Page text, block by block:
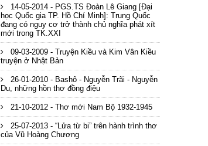
14-05-2014 - PGS.TS Đoàn Lê Giang [Đại
học Quốc gia TP. Hồ Chí Minh]: Trung Quốc
đang có nguy cơ trở thành chủ nghĩa phát xít
mới trong TK.XXI
09-03-2009 - Truyện Kiều và Kim Vân Kiều
truyện ở Nhật Bản
26-01-2010 - Bashô - Nguyễn Trãi - Nguyễn
Du, những hồn thơ đồng điệu
21-10-2012 - Thơ mới Nam Bộ 1932-1945
25-07-2013 - “Lửa từ bi” trên hành trình thơ
của Vũ Hoàng Chương